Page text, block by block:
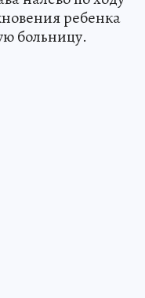
ребенка
больницу.